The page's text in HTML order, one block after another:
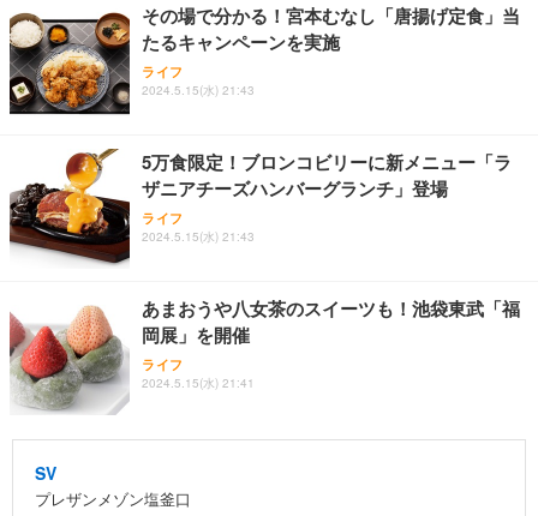
その場で分かる！宮本むなし「唐揚げ定食」当
たるキャンペーンを実施
ライフ
2024.5.15(水) 21:43
5万食限定！ブロンコビリーに新メニュー「ラ
ザニアチーズハンバーグランチ」登場
ライフ
2024.5.15(水) 21:43
あまおうや八女茶のスイーツも！池袋東武「福
岡展」を開催
ライフ
2024.5.15(水) 21:41
SV
プレザンメゾン塩釜口